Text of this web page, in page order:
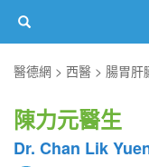
醫德網
西醫 腸胃肝
陳力元醫生
Dr. Chan Lik